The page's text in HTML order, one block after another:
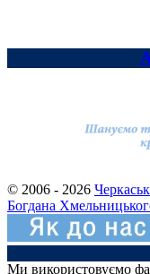
© 2006 - 2026
Богдана
Ми використовуємо